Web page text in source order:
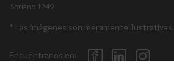
Soriano 1249
* Las imágenes son meramente ilustrativas.
Encuéntranos en: